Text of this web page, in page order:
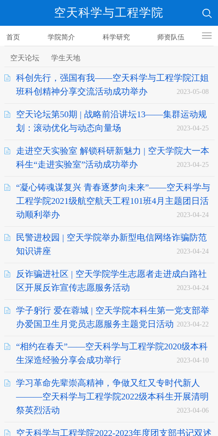
空天科学与工程学院
首页 学院简介 科学研究 师资队伍
人才培养
空天论坛 学生天地
科创先行，强国有我——空天科学与工程学院江姐
班科创精神分享交流活动成功举办
2023-05-08
空天论坛第50期 | 战略前沿讲坛13——集群运动规
划：滚动优化与动态向量场
2023-04-25
走进空天实验室 解锁科研新魅力 | 空天学院大一本
科生“走进实验室”活动成功举办
2023-04-25
“凝心铸魂谋复兴 青春逐梦向未来”——空天科学与
工程学院2021级航空航天工程101班4月主题团日活
动顺利举办
2023-04-24
民警进校园 | 空天学院举办新型电信网络诈骗防范
知识讲座
2023-04-24
反诈骗进社区 | 空天学院学生志愿者走进成白路社
区开展反诈宣传志愿服务活动
2023-04-24
学子躬行 爱在蓉城 | 空天学院本科生第一党支部举
办爱国卫生月党员志愿服务主题党日活动 2023-04-22
“相约在春天”——空天科学与工程学院2020级本科
生深造经验分享会成功举行
2023-04-10
学习革命先辈崇高精神，争做又红又专时代新人
———空天科学与工程学院2022级本科生开展清明
祭英烈活动
2023-04-06
空天科学与工程学院2022-2023年度团支部书记双述